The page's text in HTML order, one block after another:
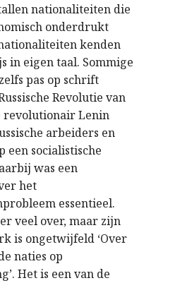
nationaliteiten die
onderdrukt
kenden
in eigen taal. Sommige
pas op schrift
Revolutie van
revolutionair Lenin
arbeiders en
een socialistische
was een
het
essentieel.
veel over, maar zijn
is ongetwijfeld ‘Over
naties op
Het is een van de